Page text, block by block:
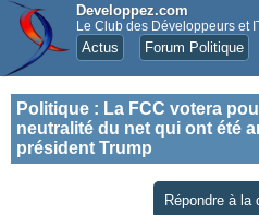
Developpez.com
Le Club des Développeurs et
Actus Forum Politique
Politique : La FCC votera
neutralité du net qui ont été
président Trump
Répondre à la